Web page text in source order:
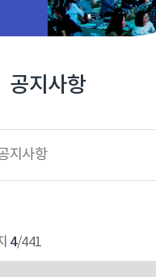
공지사항
지사항
4/441